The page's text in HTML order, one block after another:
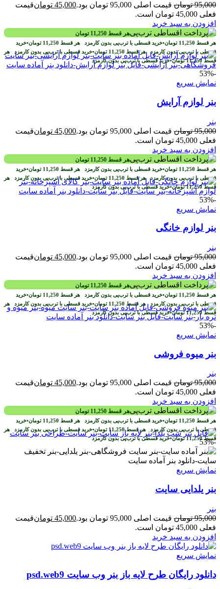
95,000 تومان قیمت اصلی 95,000 تومان بود. 45,000 تومانقیمت
فعلی 45,000 تومان است.
افزودن به سبد خرید
هر قسط 11,250 تومان
هر قسط 11,250 تومان•خرید قسطی با ترب‌پی بدون کارمزد هر قسط 11,250 تومان•خرید
قسطی با ترب‌پی بدون کارمزدهر قسط 11,250 تومان•خرید قسطی با ترب‌پی بدون کارمزد هر
قسط11,250 تومان•خرید قسطی با ترب‌پی بدون کارمزد
-53%
نمایش سریع
بنر لوازم آرایش
بنر
95,000 تومان قیمت اصلی 95,000 تومان بود. 45,000 تومانقیمت
فعلی 45,000 تومان است.
افزودن به سبد خرید
هر قسط 11,250 تومان
هر قسط 11,250 تومان•خرید قسطی با ترب‌پی بدون کارمزد هر قسط 11,250 تومان•خرید
قسطی با ترب‌پی بدون کارمزدهر قسط 11,250 تومان•خرید قسطی با ترب‌پی بدون کارمزد هر
قسط11,250 تومان•خرید قسطی با ترب‌پی بدون کارمزد
-53%
نمایش سریع
بنر لوازم خانگی
بنر
95,000 تومان قیمت اصلی 95,000 تومان بود. 45,000 تومانقیمت
فعلی 45,000 تومان است.
افزودن به سبد خرید
هر قسط 11,250 تومان
هر قسط 11,250 تومان•خرید قسطی با ترب‌پی بدون کارمزد هر قسط 11,250 تومان•خرید
قسطی با ترب‌پی بدون کارمزد هر قسط 11,250 تومان•خرید قسطی با ترب‌پی بدون کارمزد هر
قسط11,250 تومان•خرید قسطی با ترب‌پی بدون کارمزد
-53%
نمایش سریع
بنر میوه فروشی
بنر
95,000 تومان قیمت اصلی 95,000 تومان بود. 45,000 تومانقیمت
فعلی 45,000 تومان است.
افزودن به سبد خرید
هر قسط 11,250 تومان
هر قسط 11,250 تومان•خرید قسطی با ترب‌پی بدون کارمزد هر قسط 11,250 تومان•خرید
قسطی با ترب‌پی بدون کارمزد هر قسط11,250 تومان•خرید قسطی با ترب‌پی بدون کارمزد هر
قسط11,250 تومان•خرید قسطی با ترب‌پی بدون کارمزد -53%
نمایش سریع
بنر یلدایی سایت
بنر
95,000 تومان قیمت اصلی 95,000 تومان بود. 45,000 تومانقیمت
فعلی 45,000 تومان است.
افزودن به سبد خرید
نمایش سریع
دانلود رایگان طرح لایه باز بنر وب سایت psd.web9